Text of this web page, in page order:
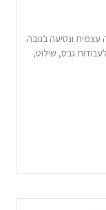
ונסיעה בגובה.
מטר. משמשות לעבודות גבס, שילוט,